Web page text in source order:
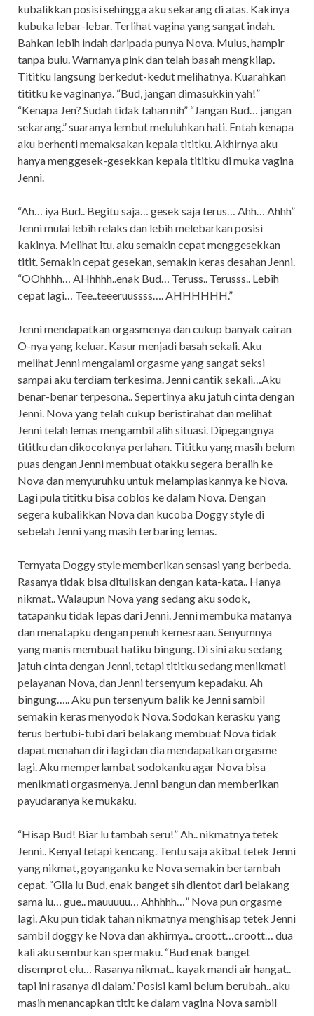
kubalikkan posisi sehingga aku sekarang di atas. Kakinya
kubuka lebar-lebar. Terlihat vagina yang sangat indah.
Bahkan lebih indah daripada punya Nova. Mulus, hampir
tanpa bulu. Warnanya pink dan telah basah mengkilap.
Tititku langsung berkedut-kedut melihatnya. Kuarahkan
tititku ke vaginanya. “Bud, jangan dimasukkin yah!”
“Kenapa Jen? Sudah tidak tahan nih” “Jangan Bud… jangan
sekarang.” suaranya lembut meluluhkan hati. Entah kenapa
aku berhenti memaksakan kepala tititku. Akhirnya aku
hanya menggesek-gesekkan kepala tititku di muka vagina
Jenni.
“Ah… iya Bud.. Begitu saja… gesek saja terus… Ahh… Ahhh”
Jenni mulai lebih relaks dan lebih melebarkan posisi
kakinya. Melihat itu, aku semakin cepat menggesekkan
titit. Semakin cepat gesekan, semakin keras desahan Jenni.
“OOhhhh… AHhhhh..enak Bud… Teruss.. Terusss.. Lebih
cepat lagi… Tee..teeeruussss…. AHHHHHH.”
Jenni mendapatkan orgasmenya dan cukup banyak cairan
O-nya yang keluar. Kasur menjadi basah sekali. Aku
melihat Jenni mengalami orgasme yang sangat seksi
sampai aku terdiam terkesima. Jenni cantik sekali…Aku
benar-benar terpesona.. Sepertinya aku jatuh cinta dengan
Jenni. Nova yang telah cukup beristirahat dan melihat
Jenni telah lemas mengambil alih situasi. Dipegangnya
tititku dan dikocoknya perlahan. Tititku yang masih belum
puas dengan Jenni membuat otakku segera beralih ke
Nova dan menyuruhku untuk melampiaskannya ke Nova.
Lagi pula tititku bisa coblos ke dalam Nova. Dengan
segera kubalikkan Nova dan kucoba Doggy style di
sebelah Jenni yang masih terbaring lemas.
Ternyata Doggy style memberikan sensasi yang berbeda.
Rasanya tidak bisa dituliskan dengan kata-kata.. Hanya
nikmat.. Walaupun Nova yang sedang aku sodok,
tatapanku tidak lepas dari Jenni. Jenni membuka matanya
dan menatapku dengan penuh kemesraan. Senyumnya
yang manis membuat hatiku bingung. Di sini aku sedang
jatuh cinta dengan Jenni, tetapi tititku sedang menikmati
pelayanan Nova, dan Jenni tersenyum kepadaku. Ah
bingung….. Aku pun tersenyum balik ke Jenni sambil
semakin keras menyodok Nova. Sodokan kerasku yang
terus bertubi-tubi dari belakang membuat Nova tidak
dapat menahan diri lagi dan dia mendapatkan orgasme
lagi. Aku memperlambat sodokanku agar Nova bisa
menikmati orgasmenya. Jenni bangun dan memberikan
payudaranya ke mukaku.
“Hisap Bud! Biar lu tambah seru!” Ah.. nikmatnya tetek
Jenni.. Kenyal tetapi kencang. Tentu saja akibat tetek Jenni
yang nikmat, goyanganku ke Nova semakin bertambah
cepat. “Gila lu Bud, enak banget sih dientot dari belakang
sama lu… gue.. mauuuuu… Ahhhhh…” Nova pun orgasme
lagi. Aku pun tidak tahan nikmatnya menghisap tetek Jenni
sambil doggy ke Nova dan akhirnya.. croott…croott… dua
kali aku semburkan spermaku. “Bud enak banget
disemprot elu… Rasanya nikmat.. kayak mandi air hangat..
tapi ini rasanya di dalam.’ Posisi kami belum berubah.. aku
masih menancapkan titit ke dalam vagina Nova sambil